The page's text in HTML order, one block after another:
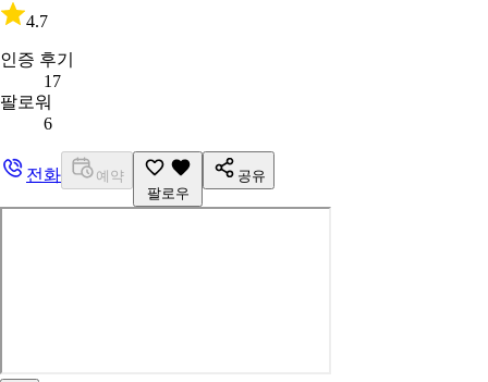
4.7
인증 후기
17
팔로워
6
전화
예약
팔로우
공유